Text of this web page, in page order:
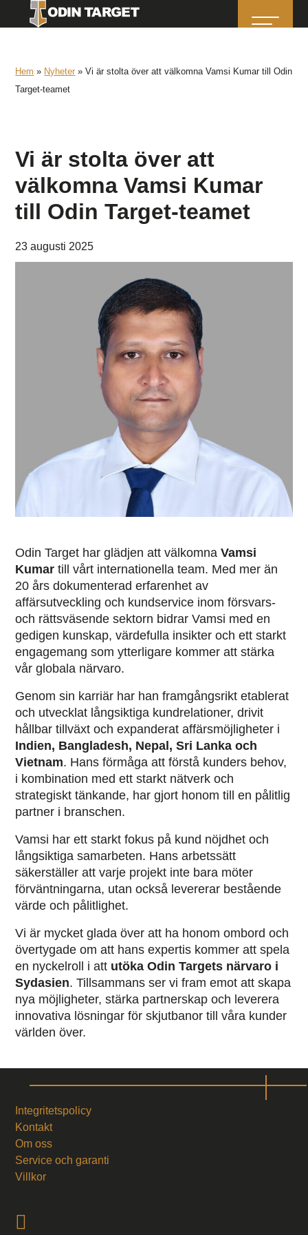
Hem » Nyheter »Vi är stolta över att välkomna Vamsi Kumar till Odin
Target-teamet
Vi är stolta över att
välkomna Vamsi Kumar
till Odin Target-teamet
23 augusti 2025
Odin Target har glädjen att välkomnaVamsi
Kumar till vårt internationella team. Med mer än
20 års dokumenterad erfarenhet av
affärsutveckling och kundservice inom försvars-
och rättsväsende sektorn bidrar Vamsi med en
gedigen kunskap, värdefulla insikter och ett starkt
engagemang som ytterligare kommer att stärka
vår globala närvaro.
Genom sin karriär har han framgångsrikt etablerat
och utvecklat långsiktiga kundrelationer, drivit
hållbar tillväxt och expanderat affärsmöjligheter i
Indien, Bangladesh, Nepal, Sri Lanka och
Vietnam. Hans förmåga att förstå kunders behov,
i kombination med ett starkt nätverk och
strategiskt tänkande, har gjort honom till en pålitlig
partner i branschen.
Vamsi har ett starkt fokus på kund nöjdhet och
långsiktiga samarbeten. Hans arbetssätt
säkerställer att varje projekt inte bara möter
förväntningarna, utan också levererar bestående
värde och pålitlighet.
Vi är mycket glada över att ha honom ombord och
övertygade om att hans expertis kommer att spela
en nyckelroll i att utöka Odin Targets närvaro i
Sydasien. Tillsammans ser vi fram emot att skapa
nya möjligheter, stärka partnerskap och leverera
innovativa lösningar för skjutbanor till våra kunder
världen över.
Integritetspolicy
Kontakt
Om oss
Service och garanti
Villkor